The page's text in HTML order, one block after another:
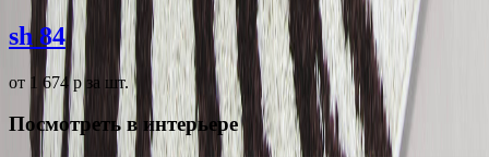
sh 84
от 1 674 pза шт.
Посмотреть в интерьере